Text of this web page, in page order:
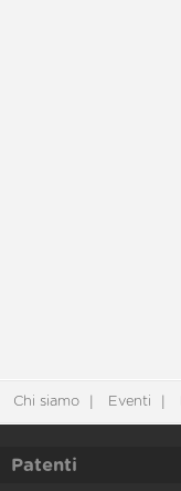
Chi siamo Eventi
Patenti